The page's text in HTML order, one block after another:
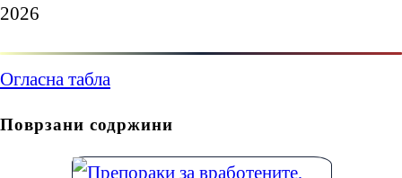
Огласна табла
Поврзани содржини